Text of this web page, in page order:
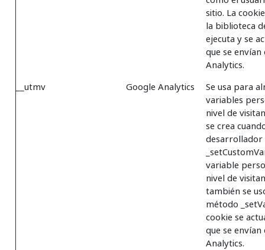
sitio. La
la biblioteca
ejecuta y se
que se
Analytics.
__utmv
Google Analytics
Se usa para
variables
nivel de
se crea
desarrollador
variable
nivel de
también se
método
cookie se
que se
Analytics.